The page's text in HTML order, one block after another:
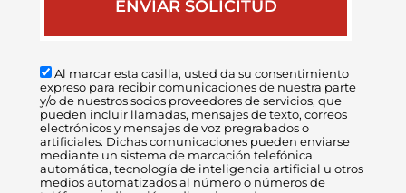
Al marcar esta casilla, usted da su consentimiento
expreso para recibir comunicaciones de nuestra parte
y/o de nuestros socios proveedores de servicios, que
pueden incluir llamadas, mensajes de texto, correos
electrónicos y mensajes de voz pregrabados o
artificiales. Dichas comunicaciones pueden enviarse
mediante un sistema de marcación telefónica
automática, tecnología de inteligencia artificial u otros
medios automatizados al número o números de